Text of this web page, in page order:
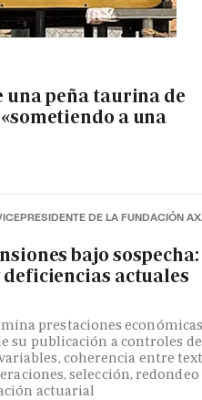
una peña taurina de
a una
bajo sospecha:
actuales
prestaciones
su publicación a controles de
coherencia entre
selección, redondeo
actuarial
DE LA FUNDACIÓN